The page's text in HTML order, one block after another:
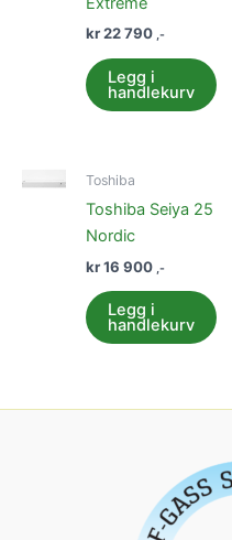
kr22 790 ,-
Legg i
handlekurv
Toshiba
Toshiba Seiya 25
Nordic
kr16 900 ,-
Legg i
handlekurv